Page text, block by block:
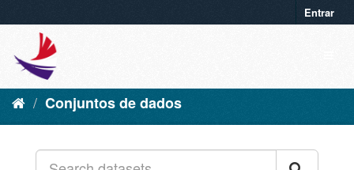
Entrar
Conjuntos de dados